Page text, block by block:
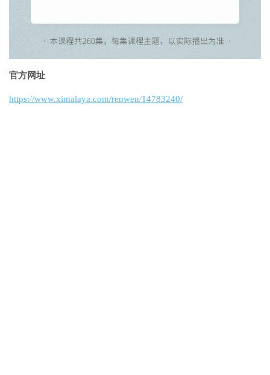
官方网址
https://www.ximalaya.com/renwen/14783240/